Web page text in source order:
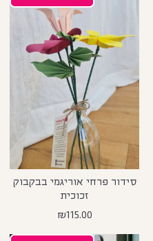
סידור פרחי אוריגמי בבקבוק
זכוכית
₪115.00